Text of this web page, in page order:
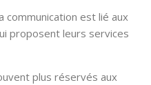
est lié aux
proposent leurs services
plus réservés aux